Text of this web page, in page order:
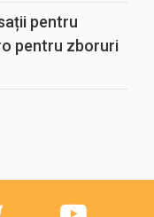
pentru
pentru zboruri